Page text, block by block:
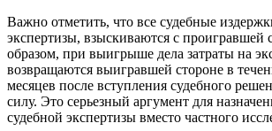
Важно отметить, что все судебные
экспертизы, взыскиваются с проигравшей
образом, при выигрыше дела затраты на
возвращаются выигравшей стороне в
месяцев после вступления судебного
силу. Это серьезный аргумент для
судебной экспертизы вместо частного